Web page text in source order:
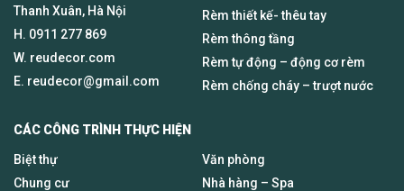
Thanh Xuân, Hà Nội
H. 0911 277 869
W. reudecor.com
E. reudecor@gmail.com
Rèm thiết kế- thêu tay
Rèm thông tầng
Rèm tự động – động cơ rèm
Rèm chống cháy – trượt nước
CÁC CÔNG TRÌNH THỰC HIỆN
Biệt thự
Chung cư
Văn phòng
Nhà hàng – Spa